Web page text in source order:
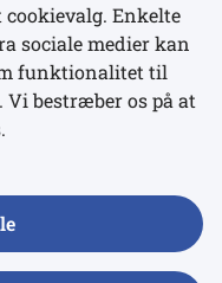
Enkelte
sociale medier kan
funktionalitet til
bestræber os på at